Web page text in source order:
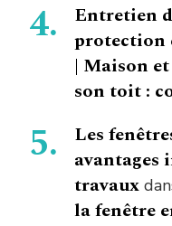
Entretien
protection
| Maison
son toit :
Les
avantages
travaux
la fenêtre